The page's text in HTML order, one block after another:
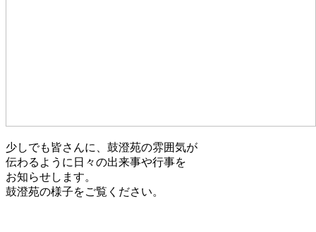
少しでも皆さんに、鼓澄苑の雰囲気が
伝わるように日々の出来事や行事を
お知らせします。
鼓澄苑の様子をご覧ください。